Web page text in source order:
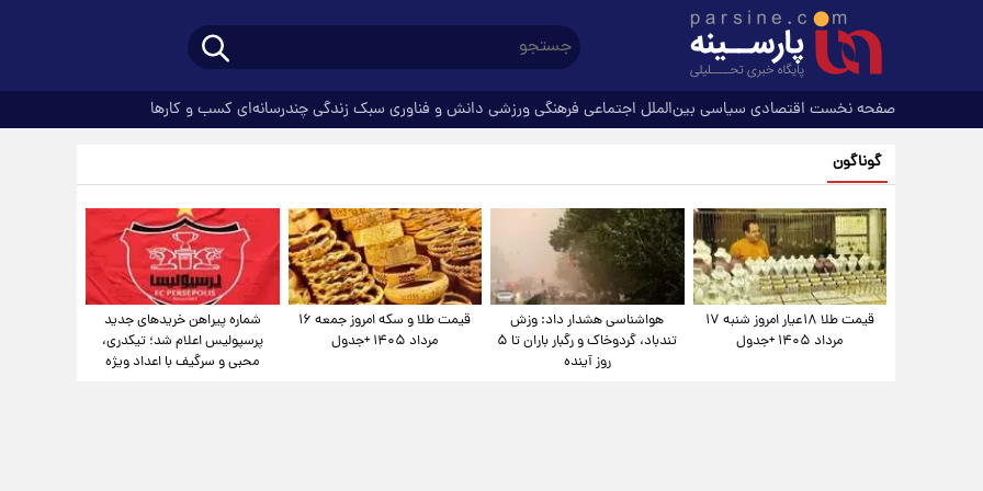
صفحه نخست اقتصادی سیاسی بین‌الملل اجتماعی فرهنگیورزشی دانش و فناوری سبک زندگیچندرسانه‌ای کسب و کارها
گوناگون
قیمت طلا ۱۸عیار امروز شنبه ۱۷
مرداد ۱۴۰۵ +جدول
هواشناسی هشدار داد: وزش
تندباد، گردوخاک و رگبار باران تا ۵
روز آینده
قیمت طلا و سکه امروز جمعه ۱۶
مرداد ۱۴۰۵ +جدول
شماره پیراهن خریدهای جدید
پرسپولیس اعلام شد؛ تیکدری،
محبی و سرگیف با اعداد ویژه